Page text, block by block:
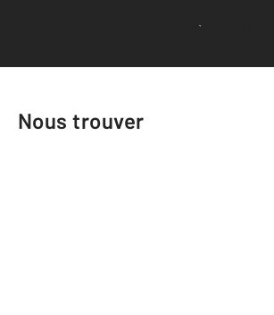
Voir tous les avis clients
Nous trouver